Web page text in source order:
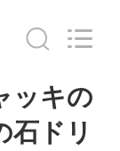
ッキの
石ドリ